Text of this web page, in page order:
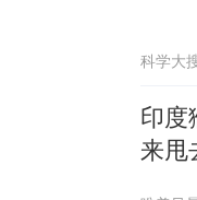
科学大
印度
来甩